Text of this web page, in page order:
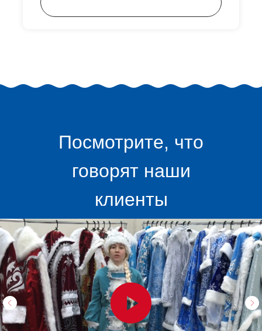
Посмотрите, что
говорят наши
клиенты